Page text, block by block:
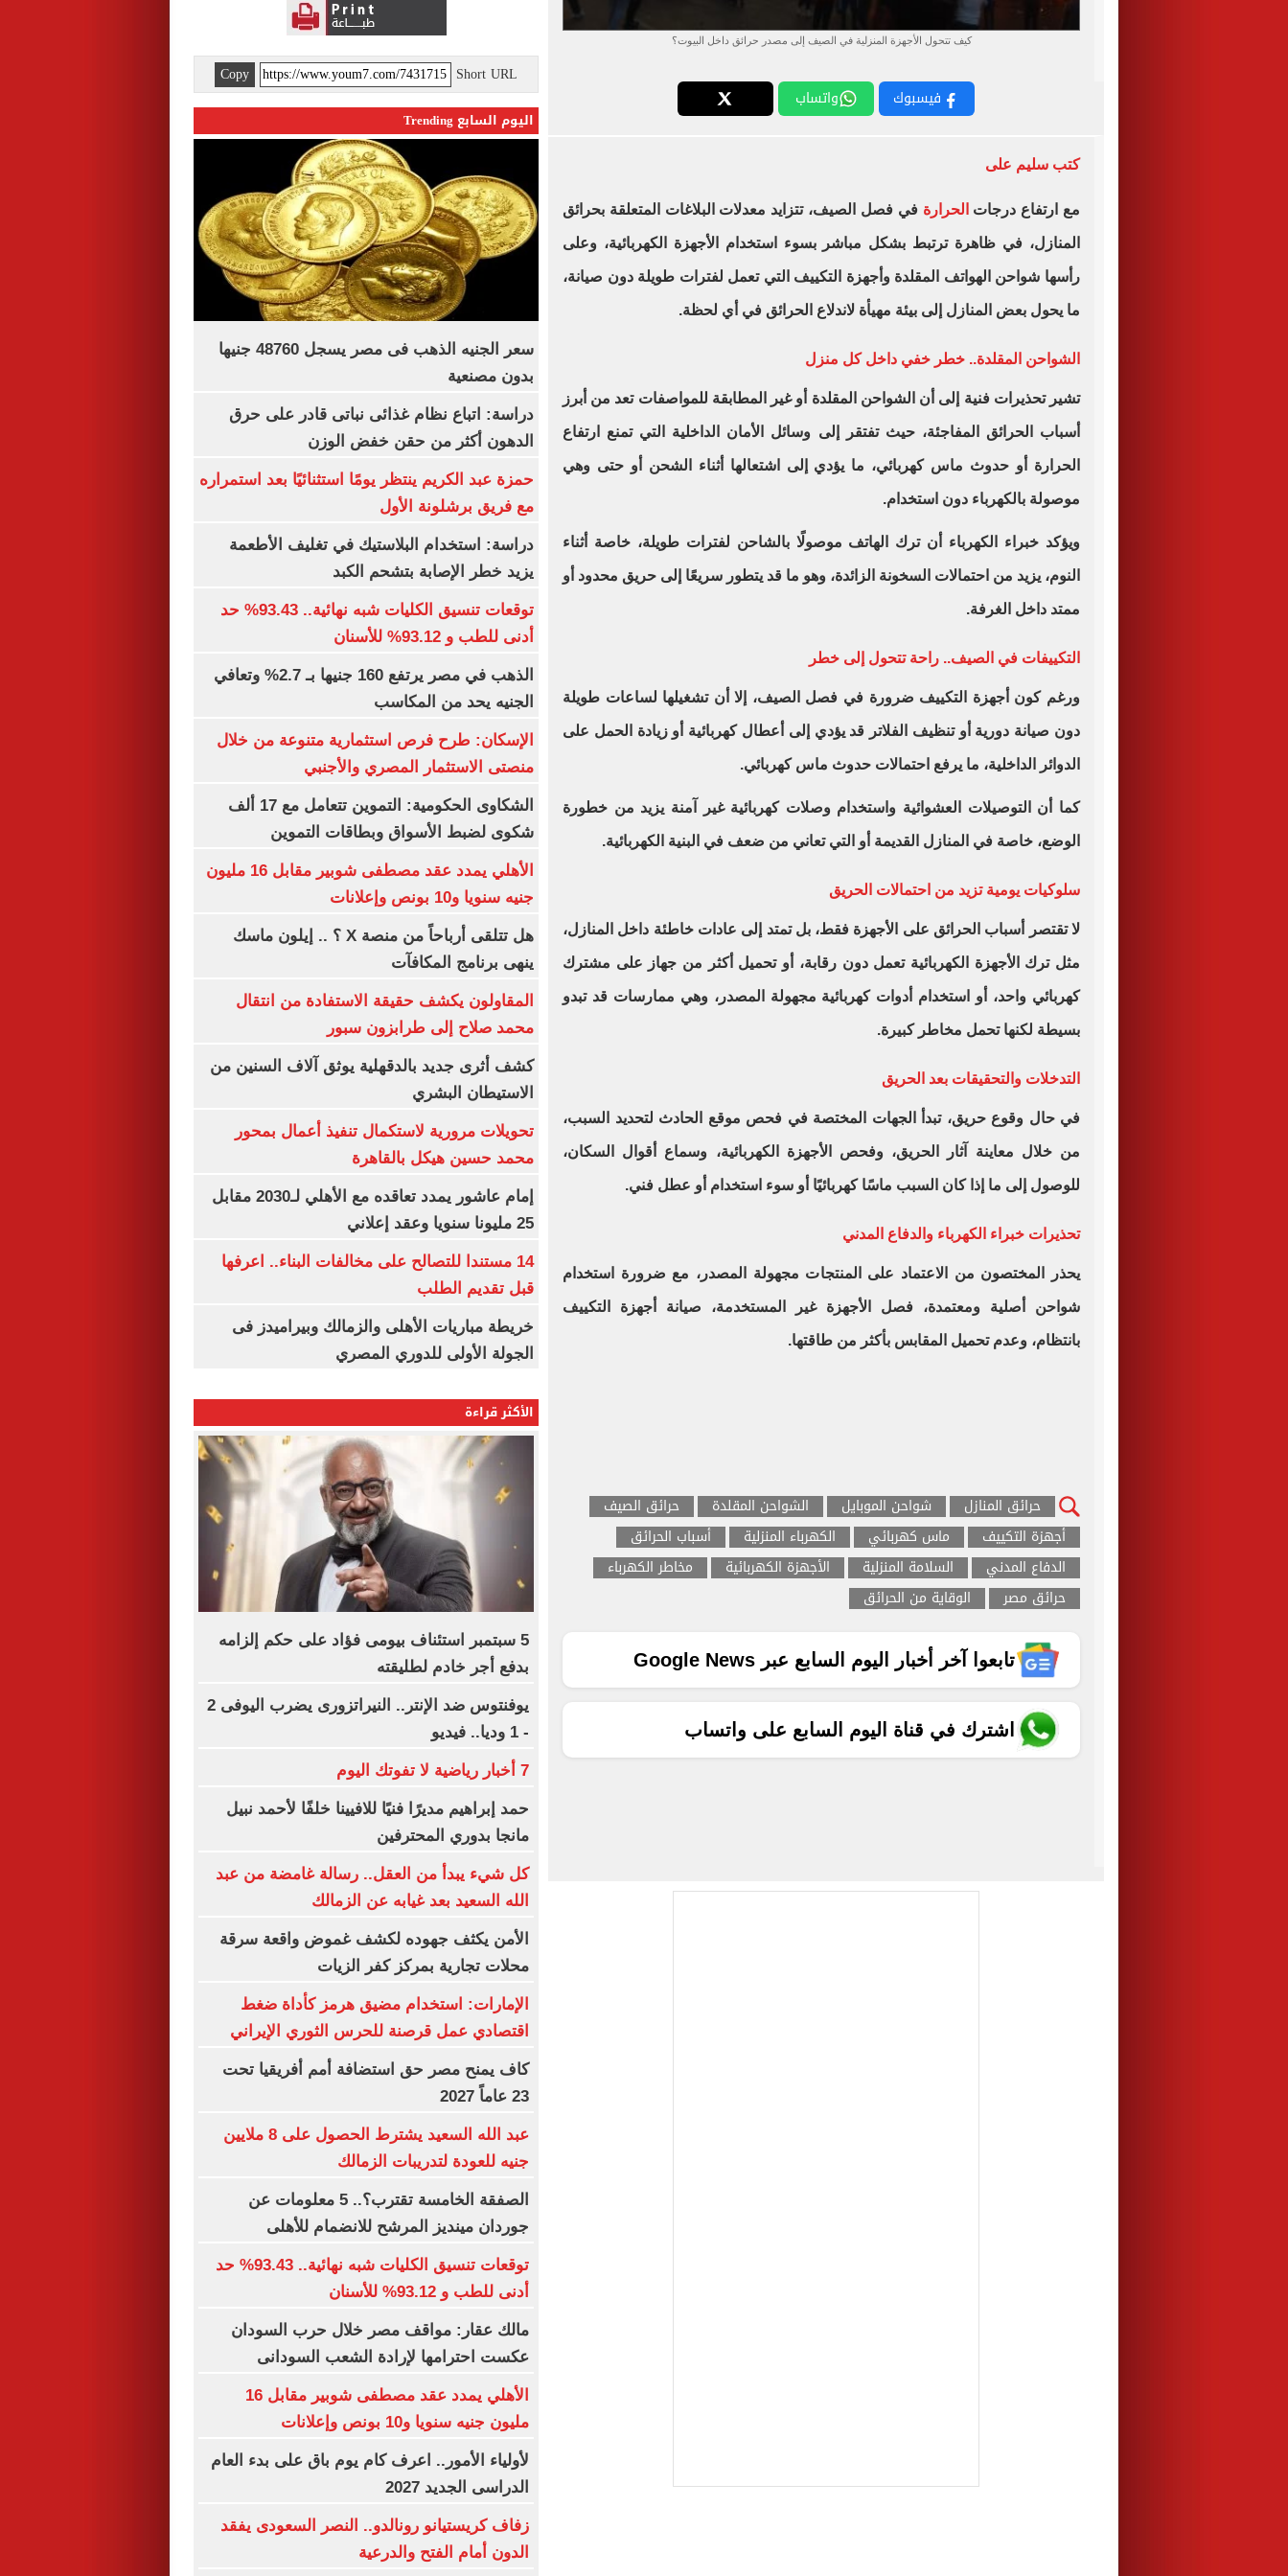
كيف تتحول الأجهزة المنزلية في الصيف إلى مصدر حرائق داخل البيوت؟
فيسبوك واتساب
كتب سليم على
مع ارتفاع درجات الحرارة في فصل الصيف، تتزايد معدلات البلاغات المتعلقة بحرائق
المنازل، في ظاهرة ترتبط بشكل مباشر بسوء استخدام الأجهزة الكهربائية، وعلى
رأسها شواحن الهواتف المقلدة وأجهزة التكييف التي تعمل لفترات طويلة دون صيانة،
ما يحول بعض المنازل إلى بيئة مهيأة لاندلاع الحرائق في أي لحظة.
الشواحن المقلدة.. خطر خفي داخل كل منزل
تشير تحذيرات فنية إلى أن الشواحن المقلدة أو غير المطابقة للمواصفات تعد من أبرز
أسباب الحرائق المفاجئة، حيث تفتقر إلى وسائل الأمان الداخلية التي تمنع ارتفاع
الحرارة أو حدوث ماس كهربائي، ما يؤدي إلى اشتعالها أثناء الشحن أو حتى وهي
موصولة بالكهرباء دون استخدام.
ويؤكد خبراء الكهرباء أن ترك الهاتف موصولًا بالشاحن لفترات طويلة، خاصة أثناء
النوم، يزيد من احتمالات السخونة الزائدة، وهو ما قد يتطور سريعًا إلى حريق محدود أو
ممتد داخل الغرفة.
التكييفات في الصيف.. راحة تتحول إلى خطر
ورغم كون أجهزة التكييف ضرورة في فصل الصيف، إلا أن تشغيلها لساعات طويلة
دون صيانة دورية أو تنظيف الفلاتر قد يؤدي إلى أعطال كهربائية أو زيادة الحمل على
الدوائر الداخلية، ما يرفع احتمالات حدوث ماس كهربائي.
كما أن التوصيلات العشوائية واستخدام وصلات كهربائية غير آمنة يزيد من خطورة
الوضع، خاصة في المنازل القديمة أو التي تعاني من ضعف في البنية الكهربائية.
سلوكيات يومية تزيد من احتمالات الحريق
لا تقتصر أسباب الحرائق على الأجهزة فقط، بل تمتد إلى عادات خاطئة داخل المنازل،
مثل ترك الأجهزة الكهربائية تعمل دون رقابة، أو تحميل أكثر من جهاز على مشترك
كهربائي واحد، أو استخدام أدوات كهربائية مجهولة المصدر، وهي ممارسات قد تبدو
بسيطة لكنها تحمل مخاطر كبيرة.
التدخلات والتحقيقات بعد الحريق
في حال وقوع حريق، تبدأ الجهات المختصة في فحص موقع الحادث لتحديد السبب،
من خلال معاينة آثار الحريق، وفحص الأجهزة الكهربائية، وسماع أقوال السكان،
للوصول إلى ما إذا كان السبب ماسًا كهربائيًا أو سوء استخدام أو عطل فني.
تحذيرات خبراء الكهرباء والدفاع المدني
يحذر المختصون من الاعتماد على المنتجات مجهولة المصدر، مع ضرورة استخدام
شواحن أصلية ومعتمدة، فصل الأجهزة غير المستخدمة، صيانة أجهزة التكييف
بانتظام، وعدم تحميل المقابس بأكثر من طاقتها.
حرائق المنازل شواحن الموبايل الشواحن المقلدة
حرائق الصيف
أجهزة التكييف
ماس كهربائي الكهرباء المنزلية
أسباب الحرائق
الدفاع المدني
السلامة المنزلية الأجهزة الكهربائية
مخاطر الكهرباء
حرائق مصر
الوقاية من الحرائق
تابعوا آخر أخبار اليوم السابع عبر Google News
اشترك في قناة اليوم السابع على واتساب
Short URL
Copy
اليوم السابع Trending
سعر الجنيه الذهب فى مصر يسجل 48760 جنيها
بدون مصنعية
دراسة: اتباع نظام غذائى نباتى قادر على حرق
الدهون أكثر من حقن خفض الوزن
حمزة عبد الكريم ينتظر يومًا استثنائيًا بعد استمراره
مع فريق برشلونة الأول
دراسة: استخدام البلاستيك في تغليف الأطعمة
يزيد خطر الإصابة بتشحم الكبد
توقعات تنسيق الكليات شبه نهائية.. 93.43% حد
أدنى للطب و 93.12% للأسنان
الذهب في مصر يرتفع 160 جنيها بـ 2.7% وتعافي
الجنيه يحد من المكاسب
الإسكان: طرح فرص استثمارية متنوعة من خلال
منصتى الاستثمار المصري والأجنبي
الشكاوى الحكومية: التموين تتعامل مع 17 ألف
شكوى لضبط الأسواق وبطاقات التموين
الأهلي يمدد عقد مصطفى شوبير مقابل 16 مليون
جنيه سنويا و10 بونص وإعلانات
هل تتلقى أرباحاً من منصة X ؟ .. إيلون ماسك
ينهى برنامج المكافآت
المقاولون يكشف حقيقة الاستفادة من انتقال
محمد صلاح إلى طرابزون سبور
كشف أثرى جديد بالدقهلية يوثق آلاف السنين من
الاستيطان البشري
تحويلات مرورية لاستكمال تنفيذ أعمال بمحور
محمد حسين هيكل بالقاهرة
إمام عاشور يمدد تعاقده مع الأهلي لـ2030 مقابل
25 مليونا سنويا وعقد إعلاني
14 مستندا للتصالح على مخالفات البناء.. اعرفها
قبل تقديم الطلب
خريطة مباريات الأهلى والزمالك وبيراميدز فى
الجولة الأولى للدوري المصري
الأكثر قراءة
5 سبتمبر استئناف بيومى فؤاد على حكم إلزامه
بدفع أجر خادم لطليقته
يوفنتوس ضد الإنتر.. النيراتزورى يضرب اليوفى 2
- 1 وديا.. فيديو
7 أخبار رياضية لا تفوتك اليوم
حمد إبراهيم مديرًا فنيًا للافيينا خلفًا لأحمد نبيل
مانجا بدوري المحترفين
كل شيء يبدأ من العقل.. رسالة غامضة من عبد
الله السعيد بعد غيابه عن الزمالك
الأمن يكثف جهوده لكشف غموض واقعة سرقة
محلات تجارية بمركز كفر الزيات
الإمارات: استخدام مضيق هرمز كأداة ضغط
اقتصادي عمل قرصنة للحرس الثوري الإيراني
كاف يمنح مصر حق استضافة أمم أفريقيا تحت
23 عاماً 2027
عبد الله السعيد يشترط الحصول على 8 ملايين
جنيه للعودة لتدريبات الزمالك
الصفقة الخامسة تقترب؟.. 5 معلومات عن
جوردان مينديز المرشح للانضمام للأهلى
توقعات تنسيق الكليات شبه نهائية.. 93.43% حد
أدنى للطب و 93.12% للأسنان
مالك عقار: مواقف مصر خلال حرب السودان
عكست احترامها لإرادة الشعب السودانى
الأهلي يمدد عقد مصطفى شوبير مقابل 16
مليون جنيه سنويا و10 بونص وإعلانات
لأولياء الأمور.. اعرف كام يوم باق على بدء العام
الدراسى الجديد 2027
زفاف كريستيانو رونالدو.. النصر السعودى يفقد
الدون أمام الفتح والدرعية